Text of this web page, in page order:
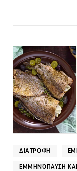
ΔΙΑΤΡΟΦΉ
ΕΜΜΗΝΌΠΑΥΣΗ